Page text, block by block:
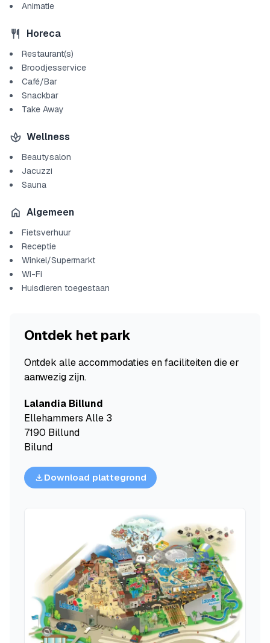
Animatie
Horeca
Restaurant(s)
Broodjesservice
Café/Bar
Snackbar
Take Away
Wellness
Beautysalon
Jacuzzi
Sauna
Algemeen
Fietsverhuur
Receptie
Winkel/Supermarkt
Wi-Fi
Huisdieren toegestaan
Ontdek het park
Ontdek alle accommodaties en faciliteiten die er
aanwezig zijn.
Lalandia Billund
Ellehammers Alle 3
7190 Billund
Bilund
Download plattegrond